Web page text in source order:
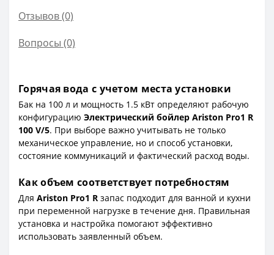
Отзывов (0)
Вопросы (0)
Горячая вода с учетом места установки
Бак на 100 л и мощность 1.5 кВт определяют рабочую
конфигурацию Электрический бойлер Ariston Pro1 R
100 V/5. При выборе важно учитывать не только
механическое управление, но и способ установки,
состояние коммуникаций и фактический расход воды.
Как объем соответствует потребностям
Для Ariston Pro1 R запас подходит для ванной и кухни
при переменной нагрузке в течение дня. Правильная
установка и настройка помогают эффективно
использовать заявленный объем.